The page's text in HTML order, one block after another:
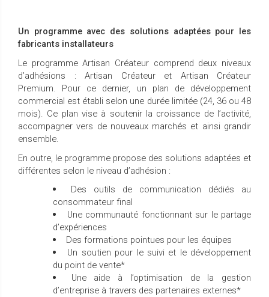
Un programme avec des solutions adaptées pour les
fabricants installateurs
Le programme Artisan Créateur comprend deux niveaux
d’adhésions : Artisan Créateur et Artisan Créateur
Premium. Pour ce dernier, un plan de développement
commercial est établi selon une durée limitée (24, 36 ou 48
mois). Ce plan vise à soutenir la croissance de l’activité,
accompagner vers de nouveaux marchés et ainsi grandir
ensemble.
En outre, le programme propose des solutions adaptées et
différentes selon le niveau d’adhésion :
Des outils de communication dédiés au
consommateur final
Une communauté fonctionnant sur le partage
d’expériences
Des formations pointues pour les équipes
Un soutien pour le suivi et le développement
du point de vente*
Une aide à l’optimisation de la gestion
d’entreprise à travers des partenaires externes*